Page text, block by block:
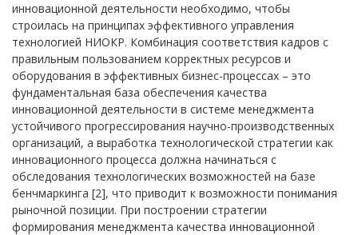
инновационной деятельности необходимо, чтобы
строилась на принципах эффективного управления
технологией НИОКР. Комбинация соответствия кадров с
правильным пользованием корректных ресурсов и
оборудования в эффективных бизнес-процессах – это
фундаментальная база обеспечения качества
инновационной деятельности в системе менеджмента
устойчивого прогрессирования научно-производственных
организаций, а выработка технологической стратегии как
инновационного процесса должна начинаться с
обследования технологических возможностей на базе
бенчмаркинга [2], что приводит к возможности понимания
рыночной позиции. При построении стратегии
формирования менеджмента качества инновационной